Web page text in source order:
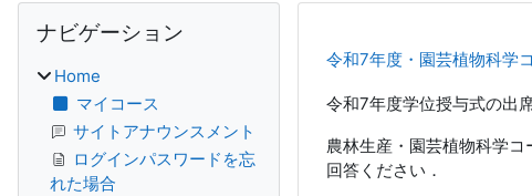
令和7年度・園芸植物科学
令和7年度学位授与式の出
農林生産・園芸植物科学
回答ください．
ブロック
ナビゲーション
Home
マイコース
サイトアナウンスメント
ログインパスワードを忘
れた場合